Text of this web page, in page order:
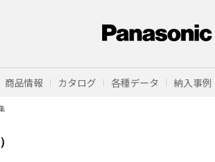
商品情報 カタログ 各種データ 納入事例